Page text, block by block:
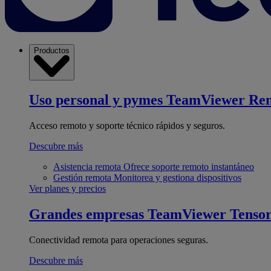
Productos
Uso personal y pymes TeamViewer
Acceso remoto y soporte técnico rápidos y seguros.
Descubre más
Asistencia remota Ofrece soporte remoto instantáneo
Gestión remota Monitorea y gestiona dispositivos
Ver planes y precios
Grandes empresas TeamViewer Tensor
Conectividad remota para operaciones seguras.
Descubre más